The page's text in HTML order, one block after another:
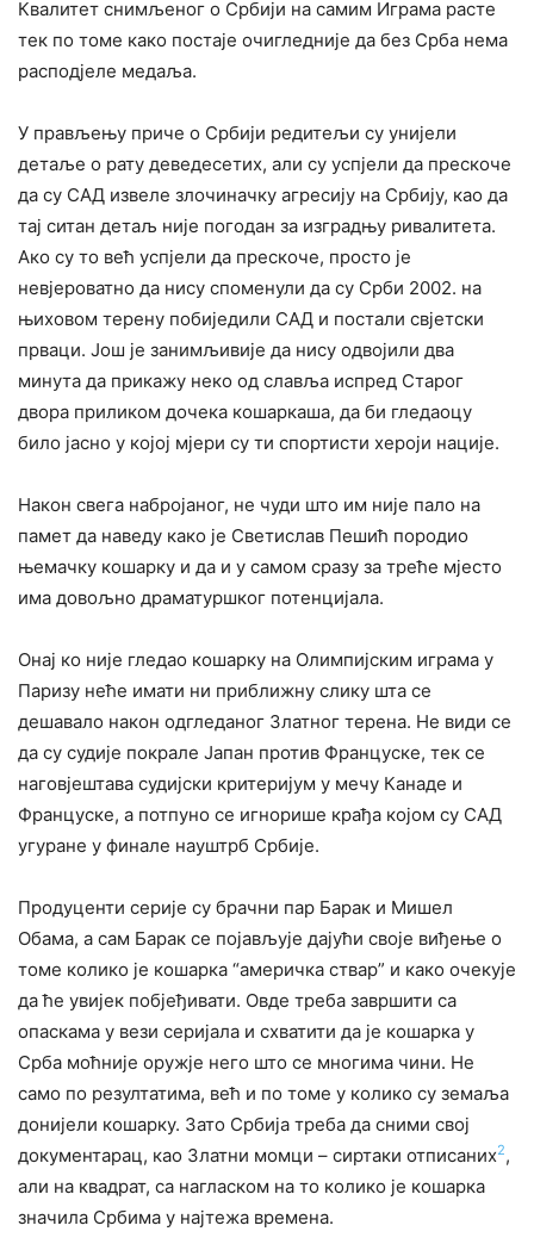
Квалитет снимљеног о Србији на самим Играма расте
тек по томе како постаје очигледније да без Срба нема
расподјеле медаља.
У прављењу приче о Србији редитељи су унијели
детаље о рату деведесетих, али су успјели да прескоче
да су САД извеле злочиначку агресију на Србију, као да
тај ситан детаљ није погодан за изградњу ривалитета.
Ако су то већ успјели да прескоче, просто је
невјероватно да нису споменули да су Срби 2002. на
њиховом терену побиједили САД и постали свјетски
прваци. Још је занимљивије да нису одвојили два
минута да прикажу неко од славља испред Старог
двора приликом дочека кошаркаша, да би гледаоцу
било јасно у којој мјери су ти спортисти хероји нације.
Након свега набројаног, не чуди што им није пало на
памет да наведу како је Светислав Пешић породио
њемачку кошарку и да и у самом сразу за треће мјесто
има довољно драматуршког потенцијала.
Онај ко није гледао кошарку на Олимпијским играма у
Паризу неће имати ни приближну слику шта се
дешавало након одгледаног Златног терена. Не види се
да су судије покрале Јапан против Француске, тек се
наговјештава судијски критеријум у мечу Канаде и
Француске, а потпуно се игнорише крађа којом су САД
угуране у финале науштрб Србије.
Продуценти серије су брачни пар Барак и Мишел
Обама, а сам Барак се појављује дајући своје виђење о
томе колико је кошарка “америчка ствар” и како очекује
да ће увијек побјеђивати. Овде треба завршити са
опаскама у вези серијала и схватити да је кошарка у
Срба моћније оружје него што се многима чини. Не
само по резултатима, већ и по томе у колико су земаља
донијели кошарку. Зато Србија треба да сними свој
документарац, као Златни момци – сиртаки отписаних2,
али на квадрат, са нагласком на то колико је кошарка
значила Србима у најтежа времена.